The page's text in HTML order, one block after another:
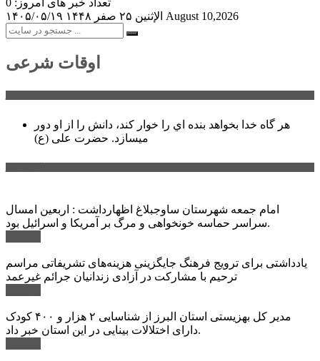
۱۴۰۵/۰۵/۱۹
الإثنين ۲۵ صفر ۱۴۴۸ August 10,2026
اوقات شرعی
هر گاه خدا بخواهد بنده اي را خوار كند، دانش را از او دور
میسازد. حضرت علی (ع)
امام جمعه شهرستان ساوجبلاغ اظهارداشت : اربعین امسال
سراسر حماسه خونخواهی و مرگ بر آمریکا و اسرائیل بود.
یادداشتی برای ترویج فرهنگ جایگزینی هزینه‌های تشریفاتی مراسم
ترحیم با مشارکت در آزادی زندانیان جرائم غیرعمد
مدیر کل بهزیستی استان البرز از شناسایی ۲ هزار و ۴۰۰ کودک
دارای اختلالات بینایی در این استان خبر داد.